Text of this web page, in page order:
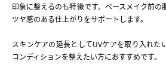
印象に整えるのも特徴です。ベースメイク前
ツヤ感のある仕上がりをサポートします。
スキンケアの延長としてUVケアを取り入れた
コンディションを整えたい方におすすめです。